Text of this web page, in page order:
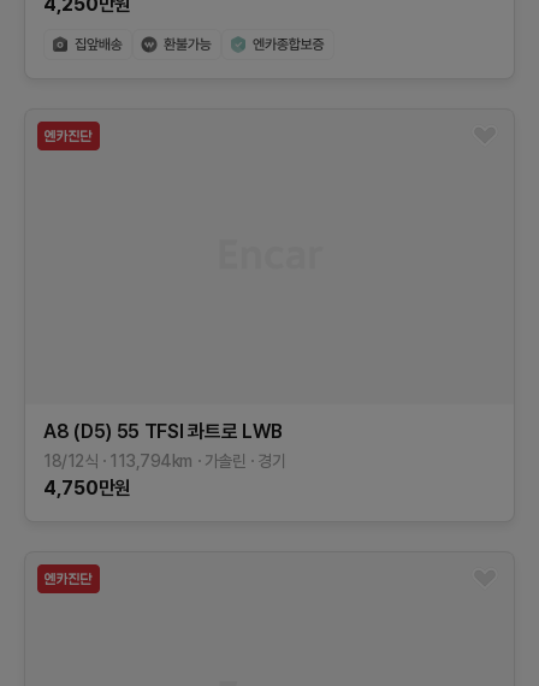
A8 (D5) 55 TFSI 콰트로 LWB
18/12식 113,794km 가솔린 경기
4,750만원